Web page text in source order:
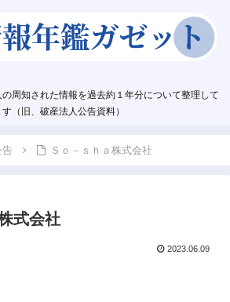
周知された情報を過去約１年分について整理して
す（旧、破産法人公告資料）
告 Ｓｏ－ｓｈａ株式会社
式会社
2023.06.09